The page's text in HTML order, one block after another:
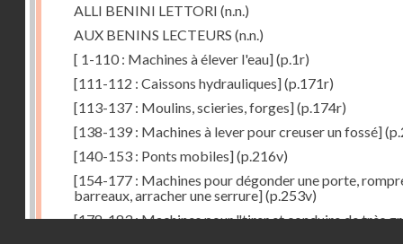
ALLI BENINI LETTORI (n.n.)
AUX BENINS LECTEURS (n.n.)
[ 1-110 : Machines à élever l'eau](p.1r)
[111-112 : Caissons hydrauliques](p.171r)
[113-137 : Moulins, scieries, forges](p.174r)
[138-139 : Machines à lever pour creuser un fossé]
[140-153 : Ponts mobiles](p.216v)
[154-177 : Machines pour dégonder une porte,
barreaux, arracher une serrure](p.253v)
[178-183 : Machines pour "tirer et conduire de très